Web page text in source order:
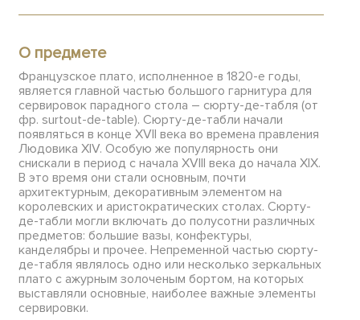
О предмете
Французское плато, исполненное в 1820-е годы,
является главной частью большого гарнитура для
сервировок парадного стола – сюрту-де-табля (от
фр. surtout-de-table). Сюрту-де-табли начали
появляться в конце XVII века во времена правления
Людовика XIV. Особую же популярность они
снискали в период с начала XVIII века до начала XIX.
В это время они стали основным, почти
архитектурным, декоративным элементом на
королевских и аристократических столах. Сюрту-
де-табли могли включать до полусотни различных
предметов: большие вазы, конфектуры,
канделябры и прочее. Непременной частью сюрту-
де-табля являлось одно или несколько зеркальных
плато с ажурным золоченым бортом, на которых
выставляли основные, наиболее важные элементы
сервировки.